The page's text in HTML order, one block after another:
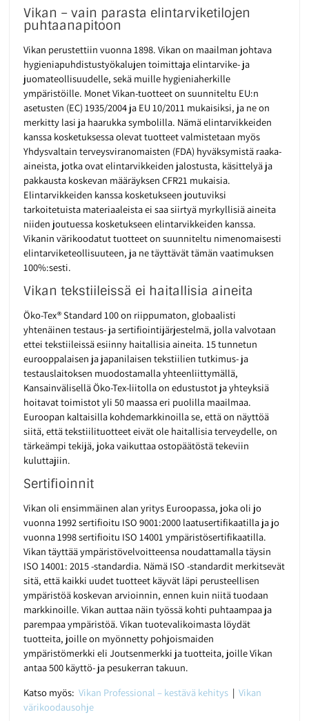
Vikan – vain parasta elintarviketilojen
puhtaanapitoon
Vikan perustettiin vuonna 1898. Vikan on maailman johtava
hygieniapuhdistustyökalujen toimittaja elintarvike- ja
juomateollisuudelle, sekä muille hygieniaherkille
ympäristöille. Monet Vikan-tuotteet on suunniteltu EU:n
asetusten (EC) 1935/2004 ja EU 10/2011 mukaisiksi, ja ne on
merkitty lasi ja haarukka symbolilla. Nämä elintarvikkeiden
kanssa kosketuksessa olevat tuotteet valmistetaan myös
Yhdysvaltain terveysviranomaisten (FDA) hyväksymistä raaka-
aineista, jotka ovat elintarvikkeiden jalostusta, käsittelyä ja
pakkausta koskevan määräyksen CFR21 mukaisia.
Elintarvikkeiden kanssa kosketukseen joutuviksi
tarkoitetuista materiaaleista ei saa siirtyä myrkyllisiä aineita
niiden joutuessa kosketukseen elintarvikkeiden kanssa.
Vikanin värikoodatut tuotteet on suunniteltu nimenomaisesti
elintarviketeollisuuteen, ja ne täyttävät tämän vaatimuksen
100%:sesti.
Vikan tekstiileissä ei haitallisia aineita
Öko-Tex® Standard 100 on riippumaton, globaalisti
yhtenäinen testaus- ja sertifiointijärjestelmä, jolla valvotaan
ettei tekstiileissä esiinny haitallisia aineita. 15 tunnetun
eurooppalaisen ja japanilaisen tekstiilien tutkimus- ja
testauslaitoksen muodostamalla yhteenliittymällä,
Kansainvälisellä Öko-Tex-liitolla on edustustot ja yhteyksiä
hoitavat toimistot yli 50 maassa eri puolilla maailmaa.
Euroopan kaltaisilla kohdemarkkinoilla se, että on näyttöä
siitä, että tekstiilituotteet eivät ole haitallisia terveydelle, on
tärkeämpi tekijä, joka vaikuttaa ostopäätöstä tekeviin
kuluttajiin.
Sertifioinnit
Vikan oli ensimmäinen alan yritys Euroopassa, joka oli jo
vuonna 1992 sertifioitu ISO 9001:2000 laatusertifikaatilla ja jo
vuonna 1998 sertifioitu ISO 14001 ympäristösertifikaatilla.
Vikan täyttää ympäristövelvoitteensa noudattamalla täysin
ISO 14001: 2015 -standardia. Nämä ISO -standardit merkitsevät
sitä, että kaikki uudet tuotteet käyvät läpi perusteellisen
ympäristöä koskevan arvioinnin, ennen kuin niitä tuodaan
markkinoille. Vikan auttaa näin työssä kohti puhtaampaa ja
parempaa ympäristöä. Vikan tuotevalikoimasta löydät
tuotteita, joille on myönnetty pohjoismaiden
ympäristömerkki eli Joutsenmerkki ja tuotteita, joille Vikan
antaa 500 käyttö- ja pesukerran takuun.
Katso myös:Vikan Professional – kestävä kehitys | Vikan
värikoodausohje